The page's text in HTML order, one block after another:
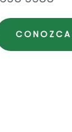
CONOZCA